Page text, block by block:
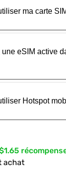
ma carte
eSIM active
Hotspot
achat